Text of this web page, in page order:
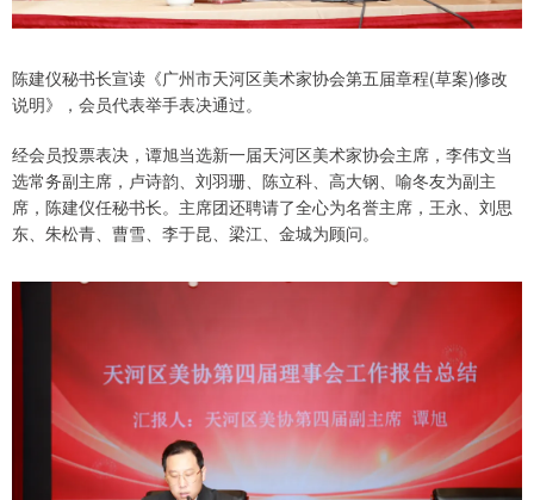
陈建仪秘书长宣读《广州市天河区美术家协会第五届章程(草案)修改
说明》，会员代表举手表决通过。
经会员投票表决，谭旭当选新一届天河区美术家协会主席，李伟文当
选常务副主席，卢诗韵、刘羽珊、陈立科、高大钢、喻冬友为副主
席，陈建仪任秘书长。主席团还聘请了全心为名誉主席，王永、刘思
东、朱松青、曹雪、李于昆、梁江、金城为顾问。